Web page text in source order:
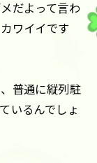
だよって言わ
ワイイです
普通に縦列駐
いるんでしょ